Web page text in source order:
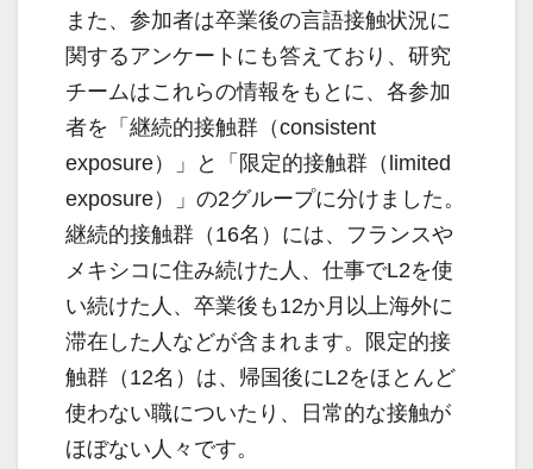
また、参加者は卒業後の言語接触状況に
関するアンケートにも答えており、研究
チームはこれらの情報をもとに、各参加
者を「継続的接触群（consistent
exposure）」と「限定的接触群（limited
exposure）」の2グループに分けました。
継続的接触群（16名）には、フランスや
メキシコに住み続けた人、仕事でL2を使
い続けた人、卒業後も12か月以上海外に
滞在した人などが含まれます。限定的接
触群（12名）は、帰国後にL2をほとんど
使わない職についたり、日常的な接触が
ほぼない人々です。